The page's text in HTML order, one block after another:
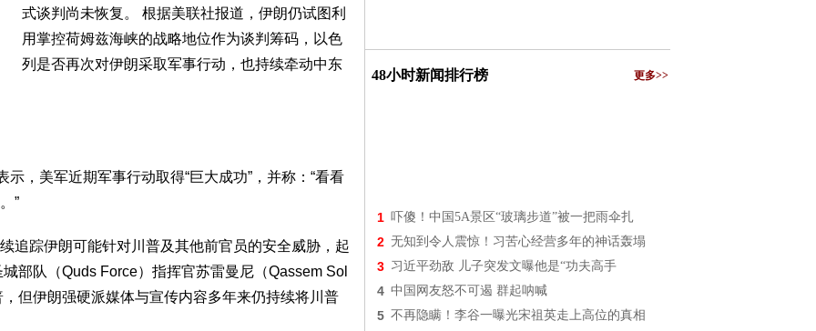
式谈判尚未恢复。 根据美联社报道，伊朗仍试图利
用掌控荷姆兹海峡的战略地位作为谈判筹码，以色
列是否再次对伊朗采取军事行动，也持续牵动中东
，美军近期军事行动取得“巨大成功”，并称：“看看
”
追踪伊朗可能针对川普及其他前官员的安全威胁，起
部队（Quds Force）指挥官苏雷曼尼（Qassem Sol
但伊朗强硬派媒体与宣传内容多年来仍持续将川普
48小时新闻排行榜 更多>>
1 吓傻！中国5A景区“玻璃步道”被一把雨伞扎
2 无知到令人震惊！习苦心经营多年的神话轰塌
3 习近平劲敌 儿子突发文曝他是“功夫高手
4 中国网友怒不可遏 群起呐喊
5 不再隐瞒！李谷一曝光宋祖英走上高位的真相